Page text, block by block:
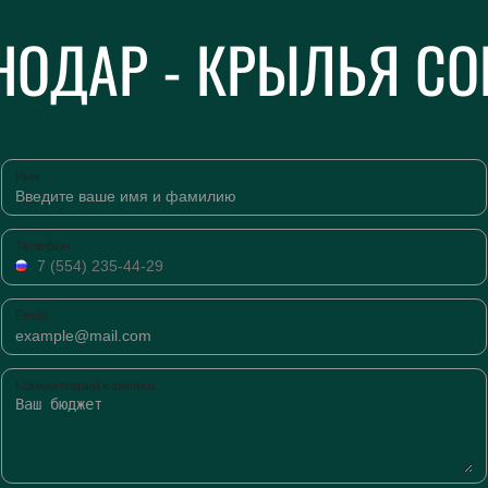
- КРЫЛЬЯ
Имя
Телефон
Email
Комментарий к заявке